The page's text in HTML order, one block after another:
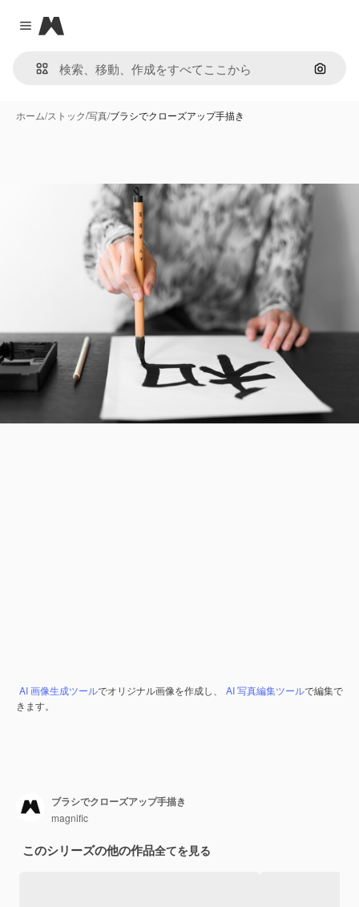
Close menu
Magnific
画像で
ホーム/ストック/写真/ブラシでクローズアップ手描き
AI 画像生成ツールでオリジナル画像を作成し、 AI 写真編集ツールで編集で
きます。
ブラシでクローズアップ手描き
magnific
このシリーズの他の作品全てを見る